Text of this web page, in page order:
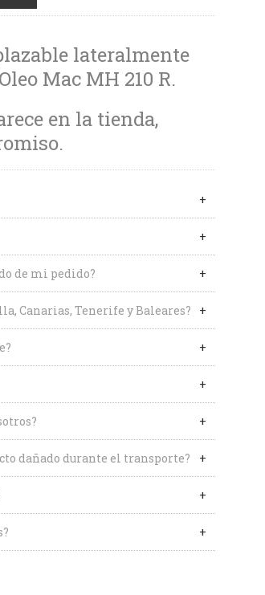
lateralmente
Mac MH 210 R.
en la tienda,
de mi pedido?
Canarias, Tenerife y Baleares?
dañado durante el transporte?